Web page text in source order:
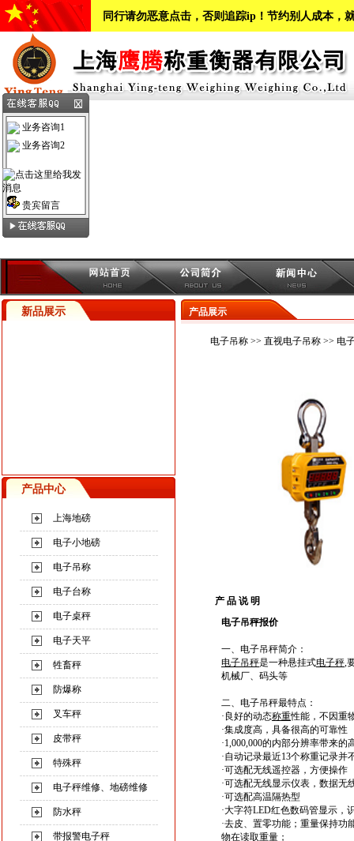
同行请勿恶意点击，否则追踪ip！节约别人成本，
新品展示
产品中心
上海地磅
电子小地磅
电子吊称
电子台称
电子桌秤
电子天平
牲畜秤
防爆称
叉车秤
皮带秤
特殊秤
电子秤维修、地磅维修
防水秤
带报警电子秤
产品展示
电子吊称>> 直视电子吊称>> 电
产 品 说 明
电子吊秤报价
一、电子吊秤简介：
电子吊秤是一种悬挂式电子秤,
机械厂、码头等
二、电子吊秤最特点：
· 良好的动态称重性能，不因重
·集成度高，具备很高的可靠性
·1,000,000的内部分辨率带来的
·自动记录最近13个称重记录并
·可选配无线遥控器，方便操作
·可选配无线显示仪表，数据无
·可选配高温隔热型
·大字符LED红色数码管显示，
·去皮、置零功能；重量保持功
物在读取重量；
业务咨询1
业务咨询2
贵宾留言